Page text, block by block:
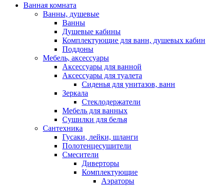
Ванная комната
Ванны, душевые
Ванны
Душевые кабины
Комплектующие для ванн, душевых кабин
Поддоны
Мебель, аксессуары
Аксессуары для ванной
Аксессуары для туалета
Сиденья для унитазов, ванн
Зеркала
Стеклодержатели
Мебель для ванных
Сушилки для белья
Сантехника
Гусаки, лейки, шланги
Полотенцесушители
Смесители
Диверторы
Комплектующие
Аэраторы